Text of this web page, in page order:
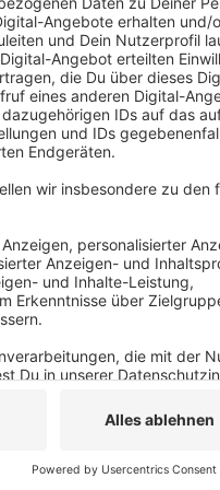
Die Welt in 30
Anzeige